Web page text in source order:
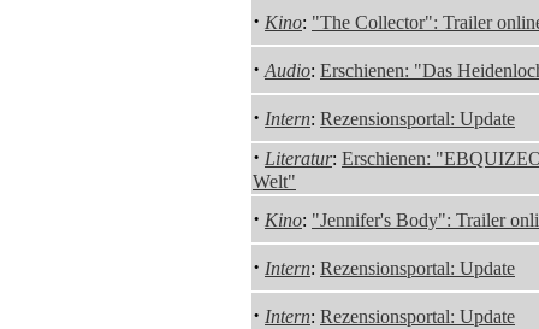
· Kino: "The Collector": Trailer
· Audio: Erschienen: "Das
· Intern: Rezensionsportal: Update
· Literatur: Erschienen:
Welt"
· Kino: "Jennifer's Body": Trailer
· Intern: Rezensionsportal: Update
· Intern: Rezensionsportal: Update